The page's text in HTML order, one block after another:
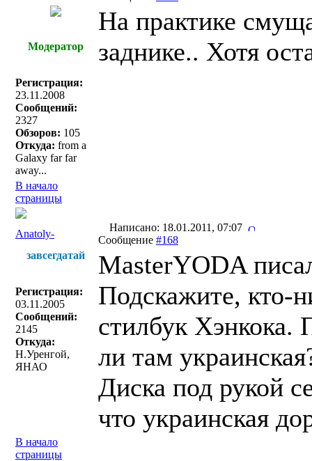
Модератор
Регистрация:
23.11.2008
Сообщений:
2327
Обзоров: 105
Откуда: from a
Galaxy far far
away...
На практике
заднике.. Хотя
В начало
страницы
Anatoly-
Написано: 18.01.2011, 07:07
Сообщение #168
завсегдатай
Регистрация:
03.11.2005
Сообщений:
2145
Откуда:
Н.Уренгой,
ЯНАО
MasterYODA
Подскажите, кто-
стилбук Хэнкока.
ли там
Диска под рукой
что украинская
В начало
страницы